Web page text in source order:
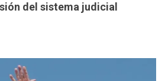
del sistema judicial